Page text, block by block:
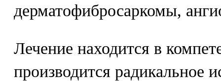
дерматофибросаркомы,
Лечение находится в
производится радикальное